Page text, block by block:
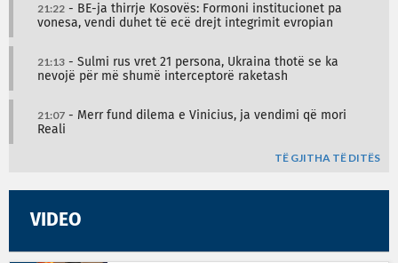
21:22 - BE-ja thirrje Kosovës: Formoni institucionet pa
vonesa, vendi duhet të ecë drejt integrimit evropian
21:13 - Sulmi rus vret 21 persona, Ukraina thotë se ka
nevojë për më shumë interceptorë raketash
21:07 - Merr fund dilema e Vinicius, ja vendimi që mori
Reali
TË GJITHA TË DITËS
VIDEO